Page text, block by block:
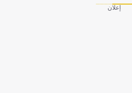
إعلان